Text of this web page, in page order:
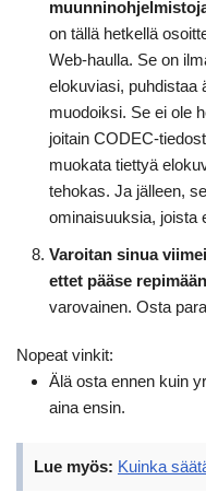
on tällä hetkellä
Web-haulla. Se on
elokuviasi, puhdistaa
muodoiksi. Se ei ole
joitain CODEC-
muokata tiettyä
tehokas. Ja jälleen,
ominaisuuksia, joista
Varoitan sinua
ettet pääse
varovainen. Osta
Nopeat vinkit:
Älä osta ennen kuin
aina ensin.
Lue myös: Kuinka